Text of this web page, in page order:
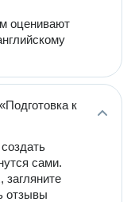
оценивают
к
сами.
отзывы